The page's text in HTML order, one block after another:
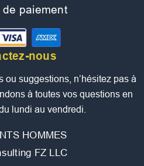
de paiement
nous
suggestions, n’hésitez pas à
à toutes vos questions en
lundi au vendredi.
HOMMES
FZ LLC